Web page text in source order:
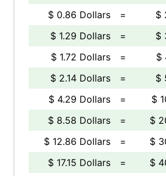
$ 0.86 Dollars
=
$
$ 1.29 Dollars
=
$
$ 1.72 Dollars
=
$
$ 2.14 Dollars
=
$
$ 4.29 Dollars
=
$
$ 8.58 Dollars
=
$
$ 12.86 Dollars
=
$
$ 17.15 Dollars
= $